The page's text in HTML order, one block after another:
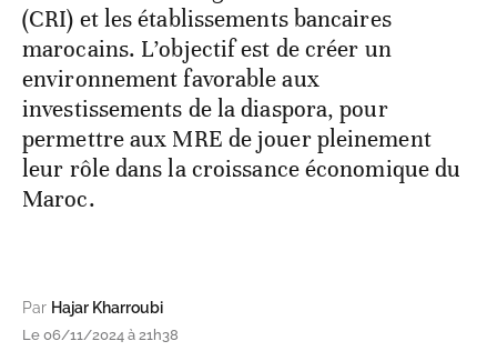
(CRI) et les établissements bancaires
marocains. L’objectif est de créer un
environnement favorable aux
investissements de la diaspora, pour
permettre aux MRE de jouer pleinement
leur rôle dans la croissance économique du
Maroc.
Par Hajar Kharroubi
Le 06/11/2024 à 21h38